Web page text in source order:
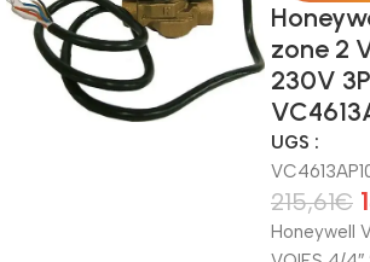
zone 2
230V
UGS :
215,61€
Honeywell